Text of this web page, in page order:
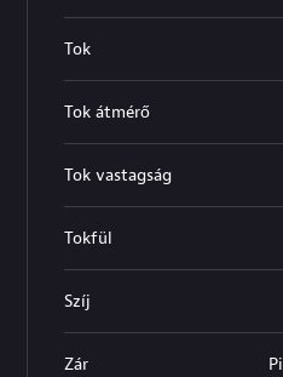
Tok
Tok átmérő
Tok vastagság
Tokfül
Szíj
Zár